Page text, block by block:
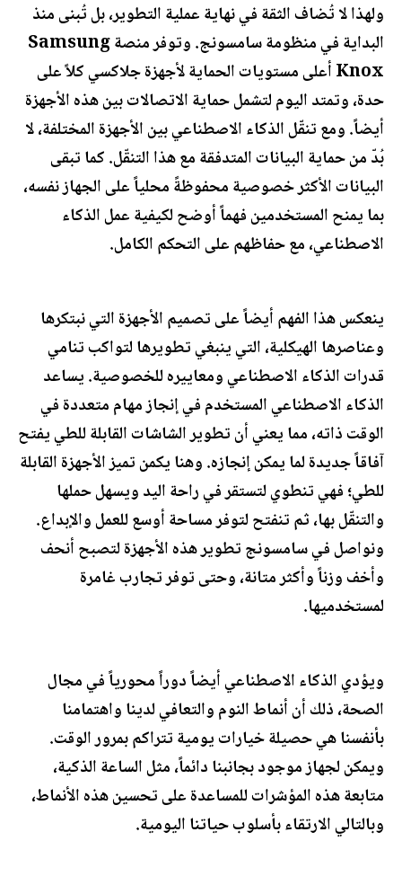
ولهذا لا تُضاف الثقة في نهاية عملية التطوير، بل تُبنى منذ
البداية في منظومة سامسونج. وتوفر منصة Samsung
Knox أعلى مستويات الحماية لأجهزة جلاكسي كلاً على
حدة، وتمتد اليوم لتشمل حماية الاتصالات بين هذه الأجهزة
أيضاً. ومع تنقّل الذكاء الاصطناعي بين الأجهزة المختلفة، لا
بُدّ من حماية البيانات المتدفقة مع هذا التنقّل. كما تبقى
البيانات الأكثر خصوصية محفوظةً محلياً على الجهاز نفسه،
بما يمنح المستخدمين فهماً أوضح لكيفية عمل الذكاء
الاصطناعي، مع حفاظهم على التحكم الكامل.
ينعكس هذا الفهم أيضاً على تصميم الأجهزة التي نبتكرها
وعناصرها الهيكلية، التي ينبغي تطويرها لتواكب تنامي
قدرات الذكاء الاصطناعي ومعاييره للخصوصية. يساعد
الذكاء الاصطناعي المستخدم في إنجاز مهام متعددة في
الوقت ذاته، مما يعني أن تطوير الشاشات القابلة للطي يفتح
آفاقاً جديدة لما يمكن إنجازه. وهنا يكمن تميز الأجهزة القابلة
للطي؛ فهي تنطوي لتستقر في راحة اليد ويسهل حملها
والتنقّل بها، ثم تنفتح لتوفر مساحة أوسع للعمل والإبداع.
ونواصل في سامسونج تطوير هذه الأجهزة لتصبح أنحف
وأخف وزناً وأكثر متانة، وحتى توفر تجارب غامرة
لمستخدميها.
ويؤدي الذكاء الاصطناعي أيضاً دوراً محورياً في مجال
الصحة، ذلك أن أنماط النوم والتعافي لدينا واهتمامنا
بأنفسنا هي حصيلة خيارات يومية تتراكم بمرور الوقت.
ويمكن لجهاز موجود بجانبنا دائماً، مثل الساعة الذكية،
متابعة هذه المؤشرات للمساعدة على تحسين هذه الأنماط،
وبالتالي الارتقاء بأسلوب حياتنا اليومية.